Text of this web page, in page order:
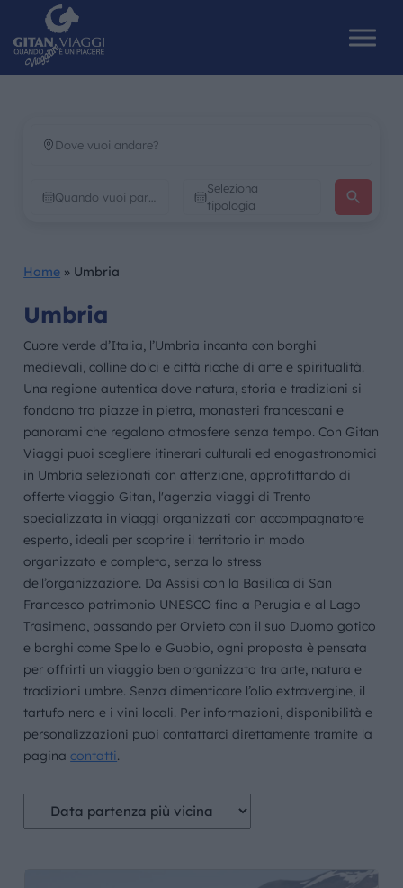
Seleziona
tipologia
CHI SIAMO
IL MONDO GITAN
CONTATTI
Home » Umbria
Umbria
Cuore verde d’Italia, l’Umbria incanta con borghi
medievali, colline dolci e città ricche di arte e spiritualità.
Una regione autentica dove natura, storia e tradizioni si
fondono tra piazze in pietra, monasteri francescani e
panorami che regalano atmosfere senza tempo. Con Gitan
Viaggi puoi scegliere itinerari culturali ed enogastronomici
in Umbria selezionati con attenzione, approfittando di
offerte viaggio Gitan, l'agenzia viaggi di Trento
specializzata in viaggi organizzati con accompagnatore
esperto, ideali per scoprire il territorio in modo
organizzato e completo, senza lo stress
dell’organizzazione. Da Assisi con la Basilica di San
Francesco patrimonio UNESCO fino a Perugia e al Lago
Trasimeno, passando per Orvieto con il suo Duomo gotico
e borghi come Spello e Gubbio, ogni proposta è pensata
per offrirti un viaggio ben organizzato tra arte, natura e
tradizioni umbre. Senza dimenticare l’olio extravergine, il
tartufo nero e i vini locali. Per informazioni, disponibilità e
personalizzazioni puoi contattarci direttamente tramite la
paginacontatti.